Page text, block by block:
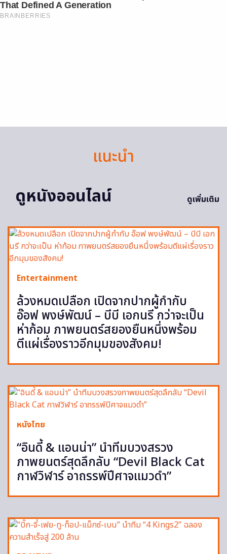
That Defined A Generation
BRAINBERRIES
แนะนำ
ดูหนังออนไลน์
ดูเพิ่มเติม
Entertainment
ล้วงหมดเปลือก เปิดจากปากผู้กำกับ
อ๊อฟ พงษ์พัฒน์ – บีบี เอกนรี กว่าจะเป็น
ห่าก้อม ภาพยนตร์สยองยืนหนึ่งพร้อม
ตีแผ่เรื่องราวอีกมุมของสังคม!
หนังไทย
“อินดี้ & แอนน่า” นำทีมบวงสรวง
ภาพยนตร์สุดลึกลับ “Devil Black Cat
กาฬวิฬาร์ อาถรรพ์ปีศาจแมวดำ”